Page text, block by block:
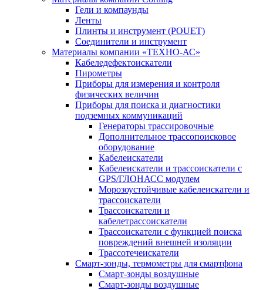
Гели и компаунды
Ленты
Плинты и инструмент (POUET)
Соединители и инструмент
Материалы компании «ТЕХНО-АС»
Кабеледефектоискатели
Пирометры
Приборы для измерения и контроля
физических величин
Приборы для поиска и диагностики
подземных коммуникаций
Генераторы трассировочные
Дополнительное трассопоисковое
оборудование
Кабелеискатели
Кабелеискатели и трассоискатели с
GPS/ГЛОНАСС модулем
Морозоустойчивые кабелеискатели и
трассоискатели
Трассоискатели и
кабелетрассоискатели
Трассоискатели с функцией поиска
повреждений внешней изоляции
Трассотечеискатели
Смарт-зонды, термометры для смартфона
Смарт-зонды воздушные
Смарт-зонды воздушные